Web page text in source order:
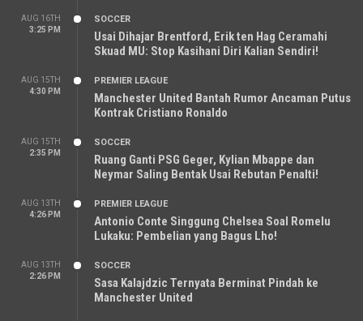
AUG 16TH
3:25 PM
SOCCER
Usai Dihajar Brentford, Erik ten Hag Ceramahi
Skuad MU: Stop Kasihani Diri Kalian Sendiri!
AUG 15TH
4:30 PM
PREMIER LEAGUE
Manchester United Bantah Rumor Ancaman Putus
Kontrak Cristiano Ronaldo
AUG 15TH
2:35 PM
SOCCER
Ruang Ganti PSG Geger, Kylian Mbappe dan
Neymar Saling Bentak Usai Rebutan Penalti!
AUG 13TH
4:26 PM
PREMIER LEAGUE
Antonio Conte Singgung Chelsea Soal Romelu
Lukaku: Pembelian yang Bagus Lho!
AUG 13TH
2:26 PM
SOCCER
Sasa Kalajdzic Ternyata Berminat Pindah ke
Manchester United